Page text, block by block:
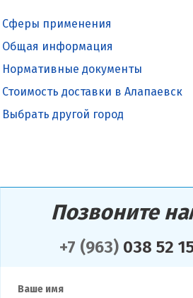
Сферы применения
Общая информация
Нормативные документы
Стоимость доставки в Алапаевск
Выбрать другой город
Позвоните
+7 (963)038 52
Ваше имя